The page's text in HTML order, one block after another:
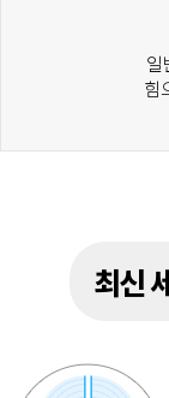
일
힘
최신